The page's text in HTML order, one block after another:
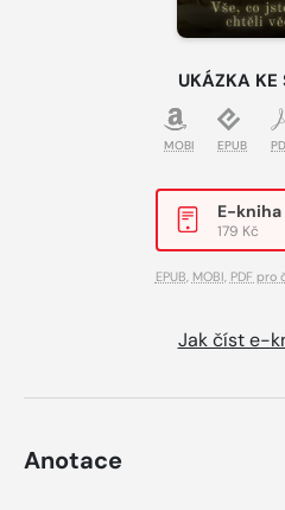
UKÁZKA KE
MOBI EPUB
E-kniha
179 Kč
EPUB, MOBI, PDF pro
Jak číst e-
Anotace